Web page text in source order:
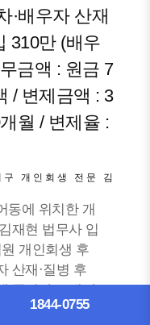
1844-0755
·배우자 산재
310만 (배우
금액 : 원금 7
/ 변제금액 : 3
월 / 변제율 :
구 개인회생 전문 김
동에 위치한 개
재현 법무사 입
개인회생 후
산재·질병 후
준비하고 계신
라며,궁금하신